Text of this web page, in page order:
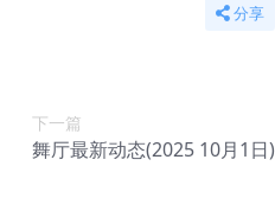
分享
下一篇
舞厅最新动态(2025 10月1日)